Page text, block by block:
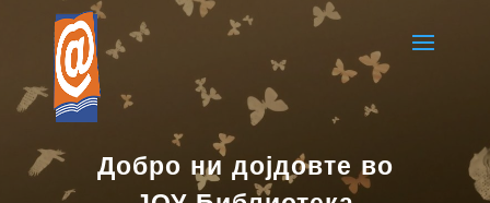
Добро ни дојдовте во